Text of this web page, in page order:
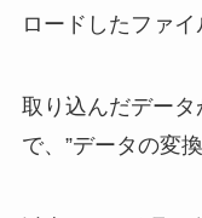
ロードしたファイ
取り込んだデー
で、”データの変